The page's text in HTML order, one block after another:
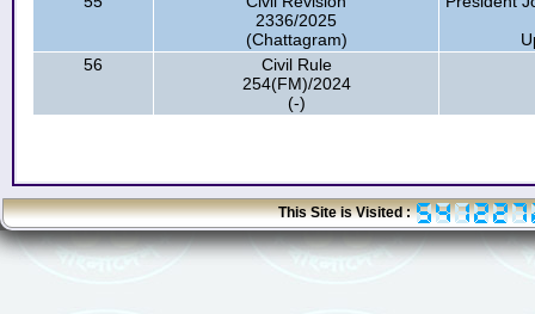
2336/2025
(Chattagram)
56
Civil Rule
254(FM)/2024
(-)
This Site is Visited :